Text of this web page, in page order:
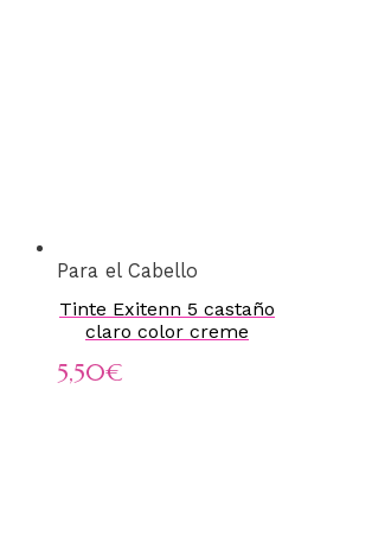
Para el Cabello
Tinte Exitenn 5 castaño
claro color creme
5,50€